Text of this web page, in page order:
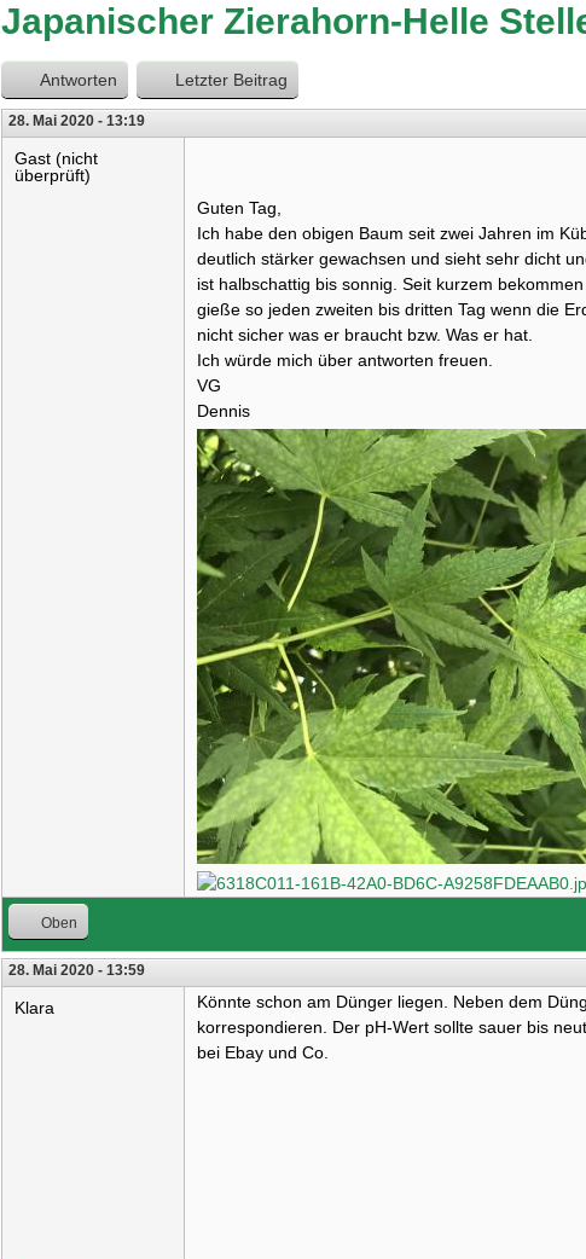
Japanischer Zierahorn-Helle
Antworten Letzter Beitrag
28. Mai 2020 - 13:19
Gast (nicht
überprüft)
Guten Tag,
Ich habe den obigen Baum seit zwei Jahren im
deutlich stärker gewachsen und sieht sehr dicht
ist halbschattig bis sonnig. Seit kurzem
gieße so jeden zweiten bis dritten Tag wenn die
nicht sicher was er braucht bzw. Was er hat.
Ich würde mich über antworten freuen.
VG
Dennis
Oben
28. Mai 2020 - 13:59
Klara
Könnte schon am Dünger liegen. Neben dem
korrespondieren. Der pH-Wert sollte sauer bis
bei Ebay und Co.